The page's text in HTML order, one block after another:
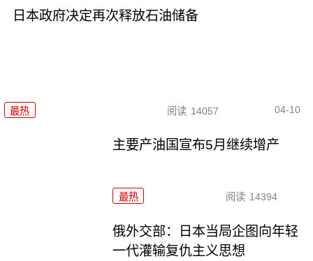
日本政府决定再次释放石油储备
最热 阅读 14057 04-10
主要产油国宣布5月继续增产
最热 阅读 14394
俄外交部：日本当局企图向年轻
一代灌输复仇主义思想